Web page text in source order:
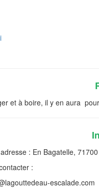
et à boire, il y en aura
: En Bagatelle,
:
escalade.com